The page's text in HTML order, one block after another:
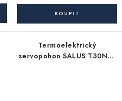
Termoelektrický
servopohon SALUS T30NO-